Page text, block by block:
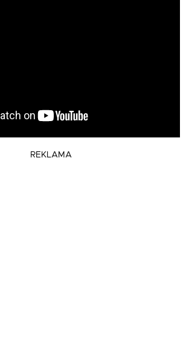
REKLAMA